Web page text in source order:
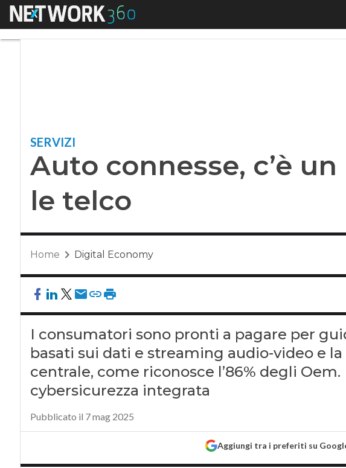
Menu
SERVIZI
Auto connesse, c’è
le telco
Home Digital Economy
I consumatori sono pronti a pagare per
basati sui dati e streaming audio-video e
centrale, come riconosce l’86% degli
cybersicurezza integrata
Pubblicato il 7 mag 2025
Aggiungi tra i preferiti su